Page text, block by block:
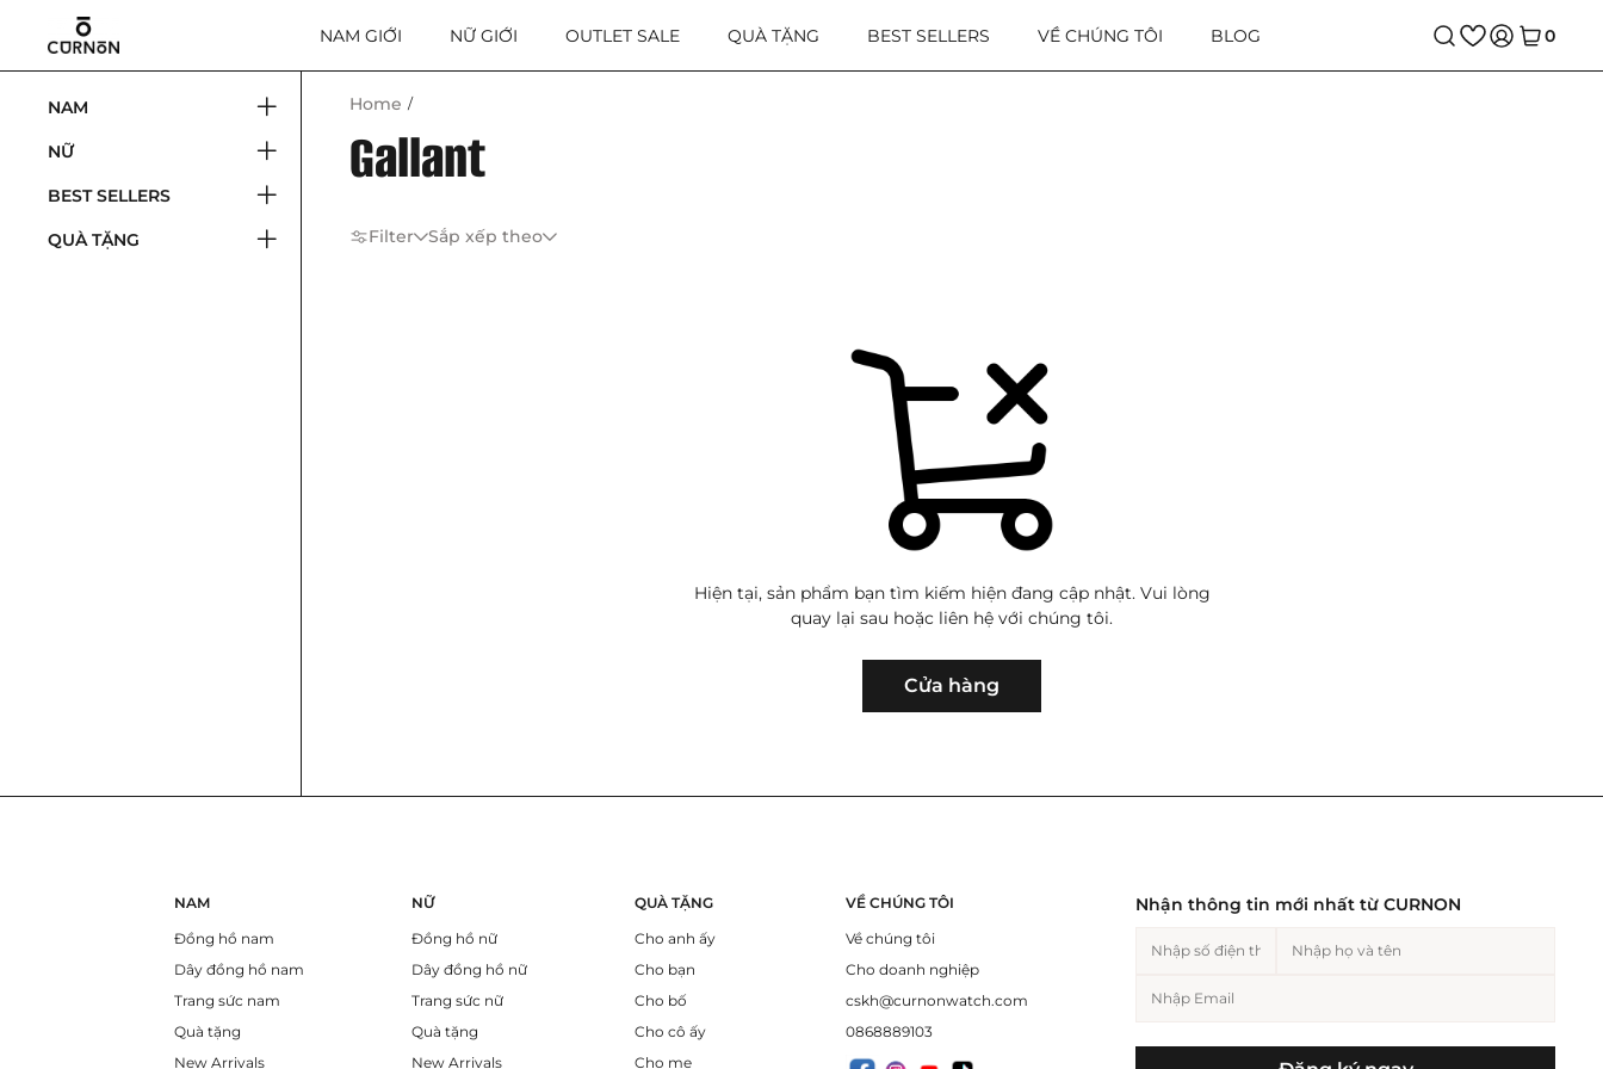
NAM GIỚI NỮ GIỚI OUTLET SALE QUÀ TẶNG BEST SELLERS VỀ CHÚNG TÔI BLOG 0
NAM
NỮ
BEST SELLERS
QUÀ TẶNG
Home
Gallant
Filter Sắp xếp theo
Hiện tại, sản phẩm bạn tìm kiếm hiện đang cập nhật. Vui lòng
quay lại sau hoặc liên hệ với chúng tôi.
Cửa hàng
NAM
Đồng hồ nam
Dây đồng hồ nam
Trang sức nam
Quà tặng
New Arrivals
NỮ
Đồng hồ nữ
Dây đồng hồ nữ
Trang sức nữ
Quà tặng
New Arrivals
QUÀ TẶNG
Cho anh ấy
Cho bạn
Cho bố
Cho cô ấy
Cho mẹ
VỀ CHÚNG TÔI
Về chúng tôi
Cho doanh nghiệp
cskh@curnonwatch.com
0868889103
Nhận thông tin mới nhất từ CURNON